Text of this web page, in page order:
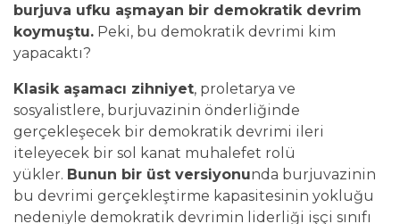
burjuva ufku aşmayan bir demokratik devrim
koymuştu. Peki, bu demokratik devrimi kim
yapacaktı?
Klasik aşamacı zihniyet, proletarya ve
sosyalistlere, burjuvazinin önderliğinde
gerçekleşecek bir demokratik devrimi ileri
iteleyecek bir sol kanat muhalefet rolü
yükler. Bunun bir üst versiyonunda burjuvazinin
bu devrimi gerçekleştirme kapasitesinin yokluğu
nedeniyle demokratik devrimin liderliği işçi sınıfı